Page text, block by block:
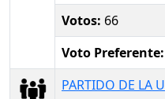
Votos: 66
Voto Preferente:
PARTIDO DE LA U